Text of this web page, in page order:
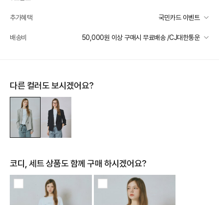
상품 쿠폰 할인 - 22,680
[더틸버리] 바바데이 15% - 22680
장바구니 쿠폰
받기 [8월1주] 더틸버리 바바데이
받기 [썸머 피날레] 바바패션
가입 프리미엄 웰컴쿠폰팩 (15%, 최대 10만원)
추가 할인
e포인트 (보유 : 0P)
바바캐시 1% 할인
추가혜택 국민카드 이벤트
국민카드 이벤트
배송비 50,000원 이상 구매시 무료배송 /CJ대한통운
제주 도서산간 지역
배송 가능 지역
다른 컬러도 보시겠어요?
코디, 세트 상품도 함께 구매 하시겠어요?